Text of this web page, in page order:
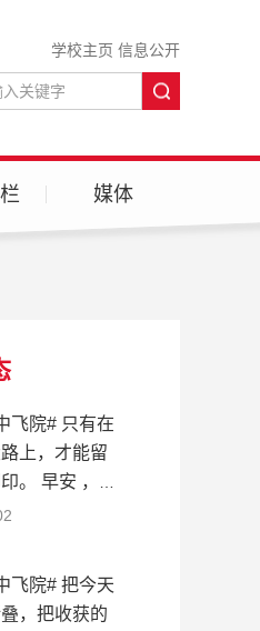
学校主页 信息公开
媒体
飞院# 只有在
上，才能留
。 早安 ，这
！ ...
飞院# 把今天
，把收获的